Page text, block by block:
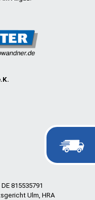
815535791
Ulm, HRA